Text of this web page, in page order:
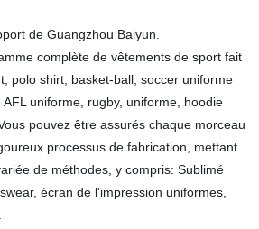
de Guangzhou Baiyun.
complète de vêtements de sport fait
polo shirt, basket-ball, soccer uniforme
uniforme, rugby, uniforme, hoodie
pouvez être assurés chaque morceau
processus de fabrication, mettant
de méthodes, y compris: Sublimé
écran de l'impression uniformes,